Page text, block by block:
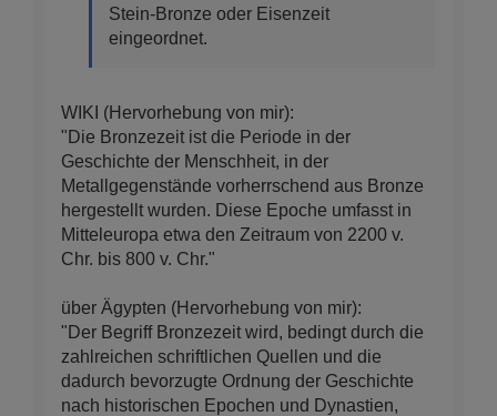
Stein-Bronze oder Eisenzeit
eingeordnet.
WIKI (Hervorhebung von mir):
"Die Bronzezeit ist die Periode in der
Geschichte der Menschheit, in der
Metallgegenstände vorherrschend aus Bronze
hergestellt wurden. Diese Epoche umfasst in
Mitteleuropa etwa den Zeitraum von 2200 v.
Chr. bis 800 v. Chr."
über Ägypten (Hervorhebung von mir):
"Der Begriff Bronzezeit wird, bedingt durch die
zahlreichen schriftlichen Quellen und die
dadurch bevorzugte Ordnung der Geschichte
nach historischen Epochen und Dynastien,